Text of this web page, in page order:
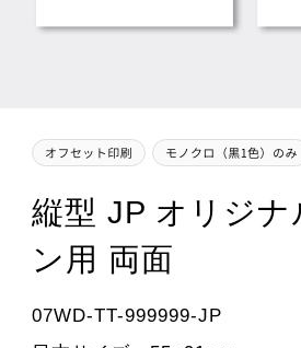
縦型 JP オリジナ
ン用 両面
07WD-TT-999999-JP